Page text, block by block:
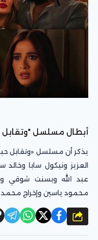
أبطال مسلسل "وتقابل
يذكر أن مسلسل «وتقابل
العزيز ونيكول سابا
عبد الله وبسنت شوقي
محمود ياسين وإخراج محمد
شارك